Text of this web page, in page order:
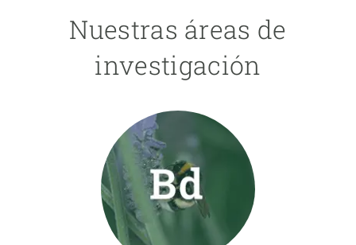
Nuestras áreas de
investigación